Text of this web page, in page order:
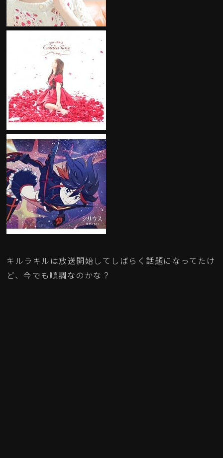
キルラキルは放送開始してしばらく話題になってたけ
ど、今でも順調なのかな？